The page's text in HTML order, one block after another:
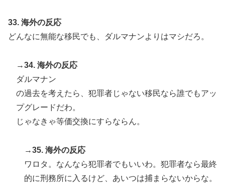
33. 海外の反応
どんなに無能な移民でも、ダルマナンよりはマシだろ。
→34. 海外の反応
ダルマナン
の過去を考えたら、犯罪者じゃない移民なら誰でもアッ
プグレードだわ。
じゃなきゃ等価交換にすらならん。
→35. 海外の反応
ワロタ。なんなら犯罪者でもいいわ。犯罪者なら最終
的に刑務所に入るけど、あいつは捕まらないからな。